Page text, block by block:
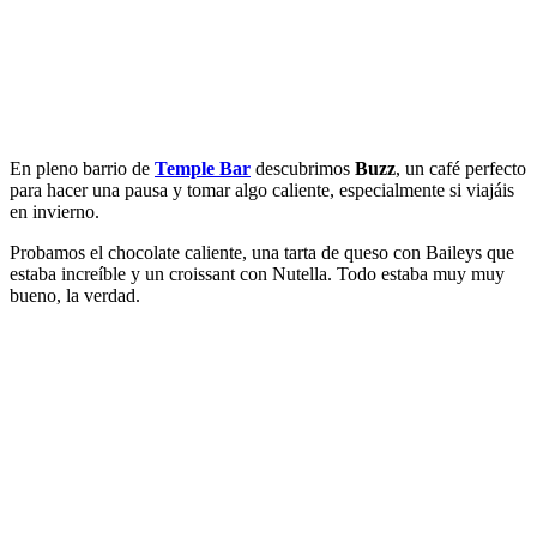
En pleno barrio de Temple Bar descubrimos Buzz, un café perfecto
para hacer una pausa y tomar algo caliente, especialmente si viajáis
en invierno.
Probamos el chocolate caliente, una tarta de queso con Baileys que
estaba increíble y un croissant con Nutella. Todo estaba muy muy
bueno, la verdad.